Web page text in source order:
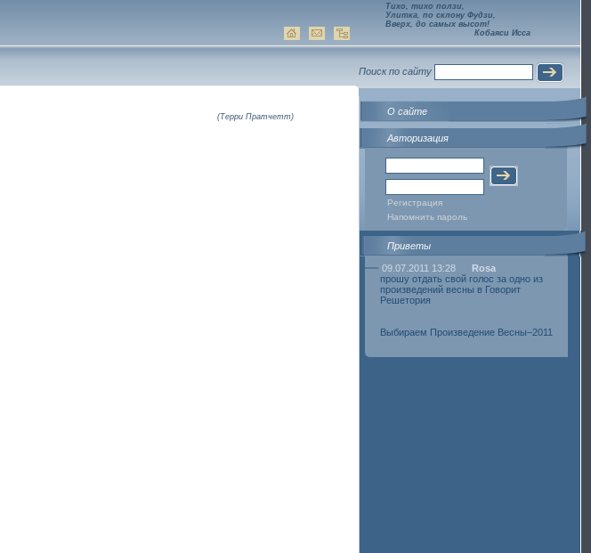
(Терри Пратчетт)
Тихо, тихо ползи,
Улитка, по склону Фудзи,
Вверх, до самых высот!
Кобаяси Исса
Поиск по сайту
О сайте
Авторизация
Регистрация
Напомнить пароль
Приветы
09.07.2011 13:28
Rosa
прошу отдать свой голос за одно из
произведений весны в Говорит
Решетория
Выбираем Произведение Весны–2011